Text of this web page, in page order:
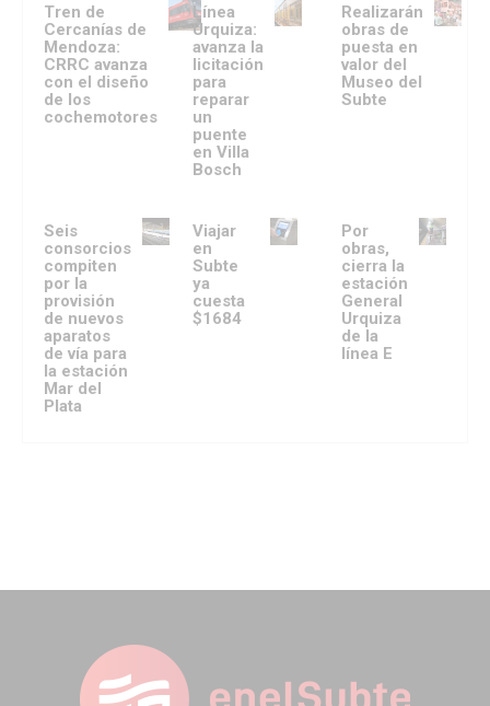
Tren de
Cercanías de
Mendoza:
CRRC avanza
con el diseño
de los
cochemotores
Línea
Urquiza:
avanza la
licitación
para
reparar
un
puente
en Villa
Bosch
Realizarán
obras de
puesta en
valor del
Museo del
Subte
Seis
consorcios
compiten
por la
provisión
de nuevos
aparatos
de vía para
la estación
Mar del
Plata
Viajar
en
Subte
ya
cuesta
$1684
Por
obras,
cierra la
estación
General
Urquiza
de la
línea E